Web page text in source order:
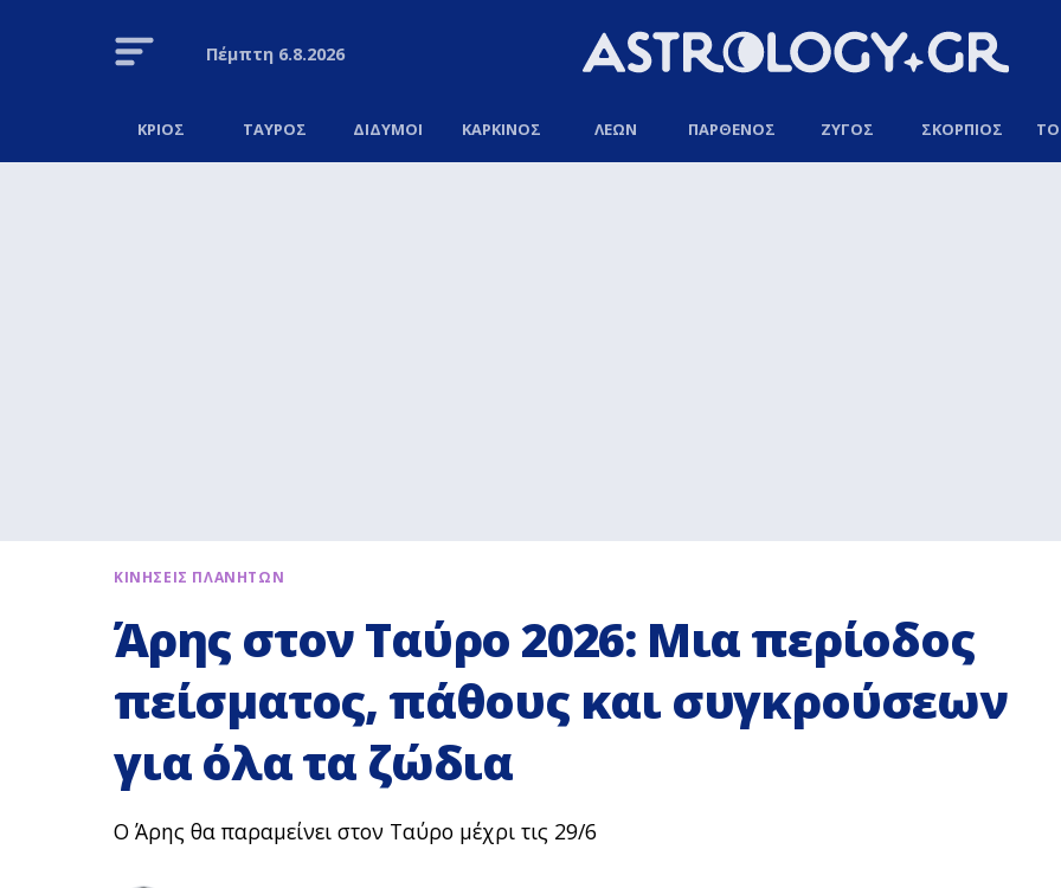
Πέμπτη6.8.2026
ΚΡΙΟΣ ΤΑΥΡΟΣ ΔΙΔΥΜΟΙ ΚΑΡΚΙΝΟΣ ΛΕΩΝ ΠΑΡΘΕΝΟΣ ΖΥΓΟΣ ΣΚΟΡΠΙΟΣ
ΚΙΝΗΣΕΙΣ ΠΛΑΝΗΤΩΝ
Άρης στον Ταύρο 2026: Μια περίοδος
πείσματος, πάθους και συγκρούσεων
για όλα τα ζώδια
Ο Άρης θα παραμείνει στον Ταύρο μέχρι τις 29/6